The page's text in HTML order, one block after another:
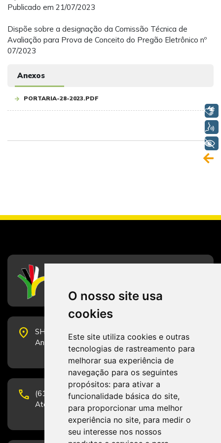
O nosso site usa
cookies
Este site utiliza cookies e outras
tecnologias de rastreamento para
melhorar sua experiência de
navegação para os seguintes
propósitos: para ativar a
funcionalidade básica do site,
para proporcionar uma melhor
experiência no site, para medir o
seu interesse nos nossos
Publicado em 21/07/2023
Dispõe sobre a designação da Comissão Técnica de
Avaliação para Prova de Conceito do Pregão Eletrônico nº
07/2023
Anexos
PORTARIA-28-2023.PDF
place
SHS Quadra 6, Bloco E, Complexo Brasil 21, 20º
Andar, Sala 2001 - CEP 70322-915 - Brasília/DF
phone
(61) 3223-1652 e (61) 98131-3801.
Atendimento por telefone em horário comercial
Libras
+ Acessibilidade